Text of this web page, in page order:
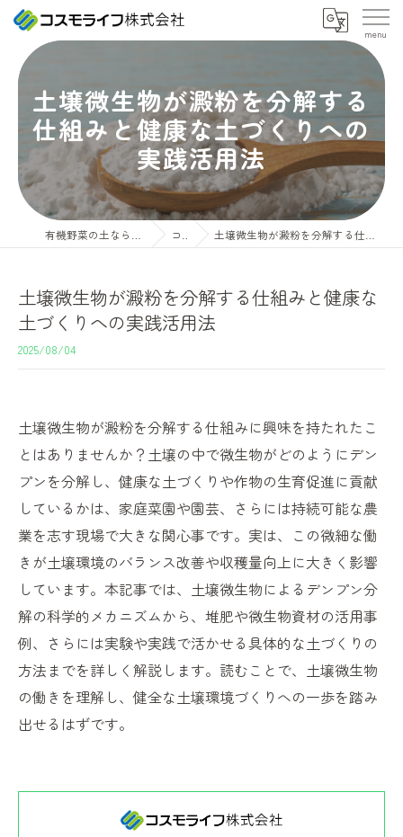
土壌微生物が澱粉を分解する
仕組みと健康な土づくりへの
実践活用法
コラム 土壌微生物が澱粉を分解する仕組みと健康な土づくりへの実践活用法
土壌微生物が澱粉を分解する仕組みと健康な
土づくりへの実践活用法
2025/08/04
土壌微生物が澱粉を分解する仕組みに興味を持たれたこ
とはありませんか？土壌の中で微生物がどのようにデン
プンを分解し、健康な土づくりや作物の生育促進に貢献
しているかは、家庭菜園や園芸、さらには持続可能な農
業を志す現場で大きな関心事です。実は、この微細な働
きが土壌環境のバランス改善や収穫量向上に大きく影響
しています。本記事では、土壌微生物によるデンプン分
解の科学的メカニズムから、堆肥や微生物資材の活用事
例、さらには実験や実践で活かせる具体的な土づくりの
方法までを詳しく解説します。読むことで、土壌微生物
の働きを理解し、健全な土壌環境づくりへの一歩を踏み
出せるはずです。